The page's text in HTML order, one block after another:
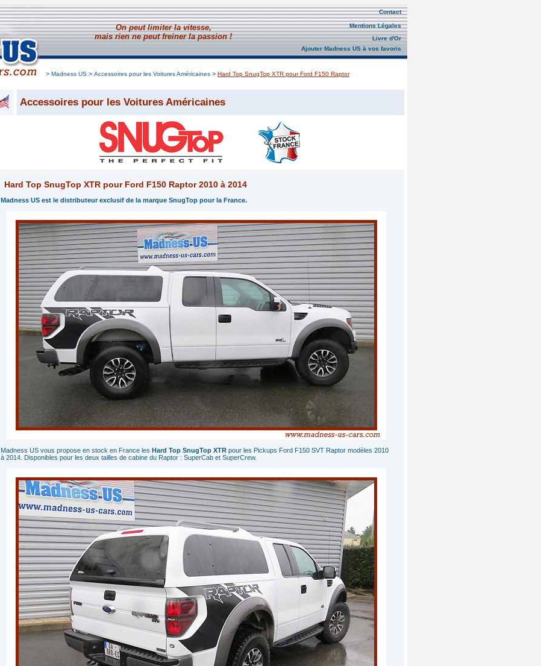
On peut limiter la vitesse,
mais rien ne peut freiner la passion !
Contact
Mentions Légales
Livre d'Or
Ajouter Madness US à vos favoris
> Madness US > Accessoires pour les Voitures Américaines > Hard Top SnugTop XTR pour Ford F150 Raptor
Accessoires pour les Voitures Américaines
Hard Top SnugTop XTR pour Ford F150 Raptor 2010 à 2014
Madness US est le distributeur exclusif de la marque SnugTop pour la France.
Madness US vous propose en stock en France les Hard Top SnugTop XTR pour les Pickups Ford F150 SVT Raptor modèles 2010
à 2014. Disponibles pour les deux tailles de cabine du Raptor : SuperCab et SuperCrew.